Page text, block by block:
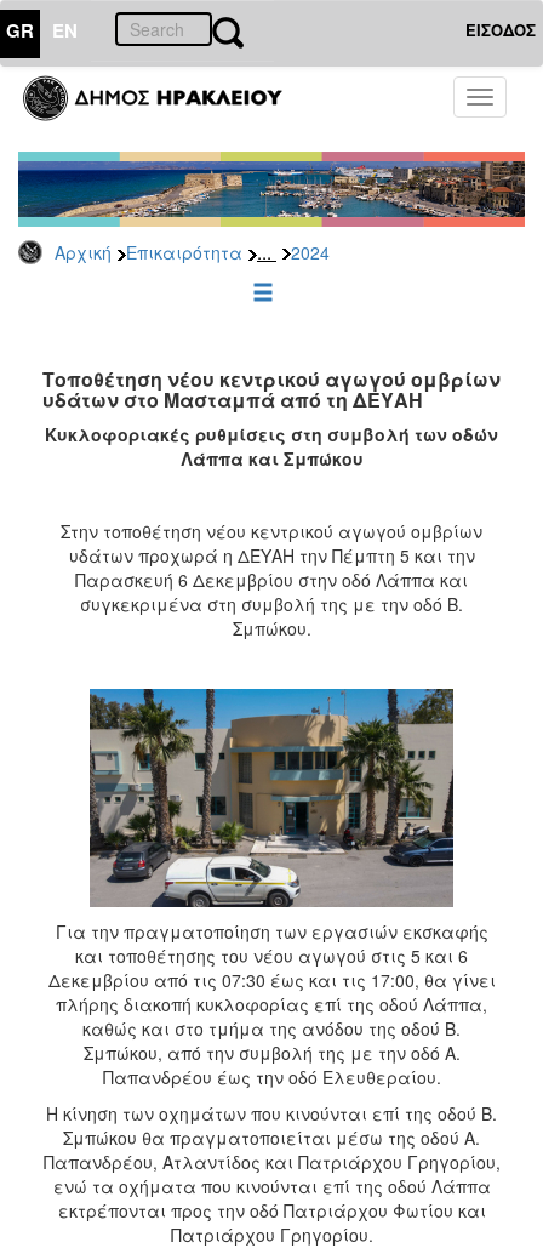
GR EN ΕΙΣΟΔΟΣ
Toggle
Αρχική Επικαιρότητα ... 2024
ΕΠΙΚΑΙΡΟΤΗΤΑ
Τύπου
Αρχείο
2026
2025
2022
2021
2020
2017
2016
2012
2011
2010
2006
ΔΗΜΟΤΗΣ
ΕΠΙΣΚΕΠΤΗΣ
ΗΡΑΚΛΕΙΟ
Τοποθέτηση νέου κεντρικού αγωγού ομβρίων
υδάτων στο Μασταμπά από τη ΔΕΥΑΗ
Κυκλοφοριακές ρυθμίσεις στη συμβολή των οδών
Λάππα και Σμπώκου
Στην τοποθέτηση νέου κεντρικού αγωγού ομβρίων
υδάτων προχωρά η ΔΕΥΑΗ την Πέμπτη 5 και την
Παρασκευή 6 Δεκεμβρίου στην οδό Λάππα και
συγκεκριμένα στη συμβολή της με την οδό Β.
Σμπώκου.
Για την πραγματοποίηση των εργασιών εκσκαφής
και τοποθέτησης του νέου αγωγού στις 5 και 6
Δεκεμβρίου από τις 07:30 έως και τις 17:00, θα γίνει
πλήρης διακοπή κυκλοφορίας επί της οδού Λάππα,
καθώς και στο τμήμα της ανόδου της οδού Β.
Σμπώκου, από την συμβολή της με την οδό Α.
Παπανδρέου έως την οδό Ελευθεραίου.
Η κίνηση των οχημάτων που κινούνται επί της οδού Β.
Σμπώκου θα πραγματοποιείται μέσω της οδού Α.
Παπανδρέου, Ατλαντίδος και Πατριάρχου Γρηγορίου,
ενώ τα οχήματα που κινούνται επί της οδού Λάππα
εκτρέπονται προς την οδό Πατριάρχου Φωτίου και
Πατριάρχου Γρηγορίου.